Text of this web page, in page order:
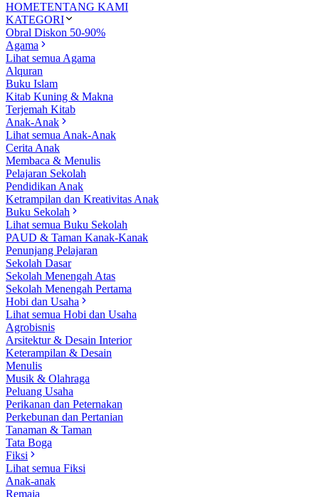
HOMETENTANG KAMI
KATEGORI
Obral Diskon 50-90%
Agama
Lihat semua Agama
Alquran
Buku Islam
Kitab Kuning & Makna
Terjemah Kitab
Anak-Anak
Lihat semua Anak-Anak
Cerita Anak
Membaca & Menulis
Pelajaran Sekolah
Pendidikan Anak
Ketrampilan dan Kreativitas Anak
Buku Sekolah
Lihat semua Buku Sekolah
PAUD & Taman Kanak-Kanak
Penunjang Pelajaran
Sekolah Dasar
Sekolah Menengah Atas
Sekolah Menengah Pertama
Hobi dan Usaha
Lihat semua Hobi dan Usaha
Agrobisnis
Arsitektur & Desain Interior
Keterampilan & Desain
Menulis
Musik & Olahraga
Peluang Usaha
Perikanan dan Peternakan
Perkebunan dan Pertanian
Tanaman & Taman
Tata Boga
Fiksi
Lihat semua Fiksi
Anak-anak
Remaja